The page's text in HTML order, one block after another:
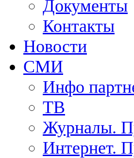
Документы
Контакты
Новости
СМИ
Инфо
ТВ
Журналы.
Интернет.